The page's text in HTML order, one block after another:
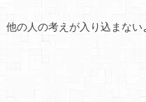
他の人の考えが入り込まない